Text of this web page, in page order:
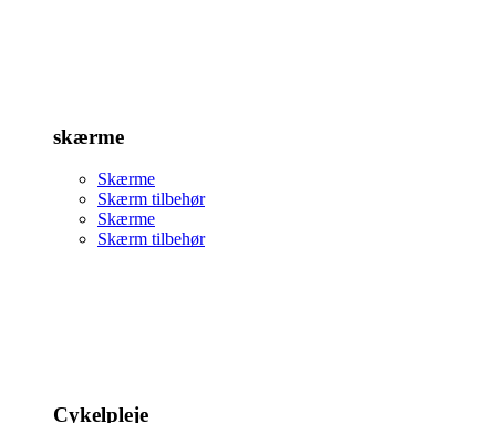
skærme
Skærme
Skærm tilbehør
Skærme
Skærm tilbehør
Cykelpleje